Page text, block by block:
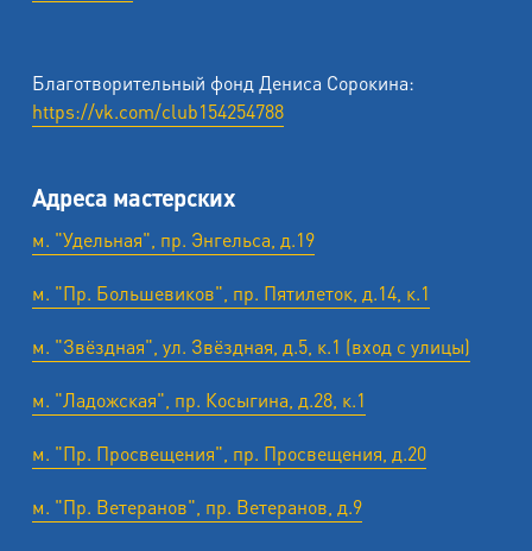
Благотворительный фонд Дениса Сорокина:
https://vk.com/club154254788
Адреса мастерских
м. "Удельная", пр. Энгельса, д.19
м. "Пр. Большевиков", пр. Пятилеток, д.14, к.1
м. "Звёздная", ул. Звёздная, д.5, к.1 (вход с улицы)
м. "Ладожская", пр. Косыгина, д.28, к.1
м. "Пр. Просвещения", пр. Просвещения, д.20
м. "Пр. Ветеранов", пр. Ветеранов, д.9